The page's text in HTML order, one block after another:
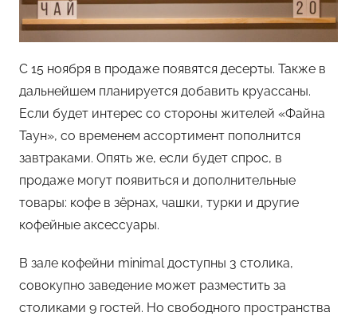
С 15 ноября в продаже появятся десерты. Также в
дальнейшем планируется добавить круассаны.
Если будет интерес со стороны жителей «Файна
Таун», со временем ассортимент пополнится
завтраками. Опять же, если будет спрос, в
продаже могут появиться и дополнительные
товары: кофе в зёрнах, чашки, турки и другие
кофейные аксессуары.
В зале кофейни minimal доступны 3 столика,
совокупно заведение может разместить за
столиками 9 гостей. Но свободного пространства